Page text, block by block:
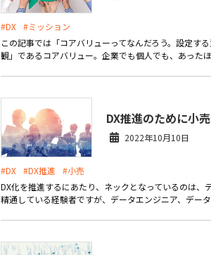
#DX #ミッション
この記事では「コアバリューってなんだろう。設定す
観」であるコアバリュー。企業でも個人でも、あっ
DX推進のために小
2022年10月10日
#DX #DX推進
#小売
DX化を推進するにあたり、ネックとなっているのは
精通している経験者ですが、データエンジニア、デー